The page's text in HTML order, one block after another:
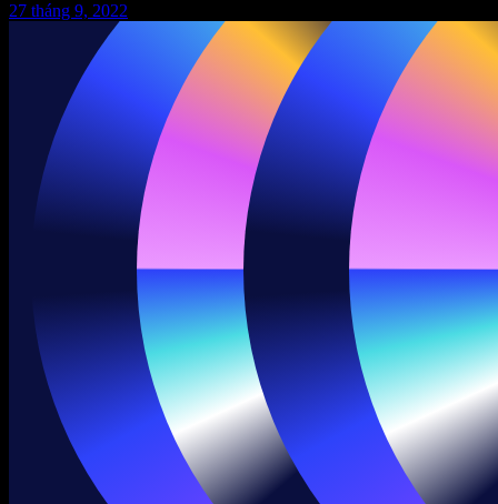
27 tháng 9, 2022